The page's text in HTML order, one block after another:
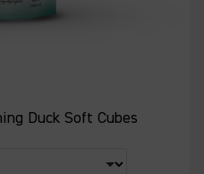
Duck Soft Cubes